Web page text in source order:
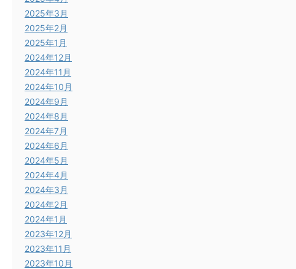
2025年3月
2025年2月
2025年1月
2024年12月
2024年11月
2024年10月
2024年9月
2024年8月
2024年7月
2024年6月
2024年5月
2024年4月
2024年3月
2024年2月
2024年1月
2023年12月
2023年11月
2023年10月